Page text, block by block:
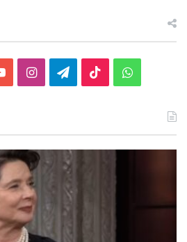
You InstagramTelegram
TikTok